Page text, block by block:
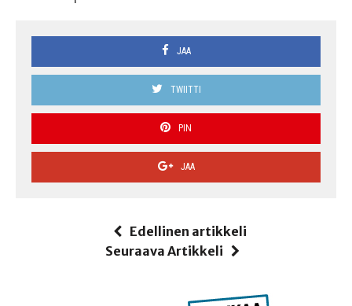
JAA
TWIITTI
PIN
JAA
Edellinen artikkeli
Seuraava Artikkeli